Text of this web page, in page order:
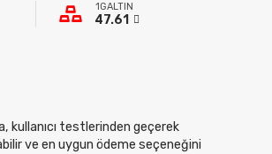
1GALTIN
47.61
kullanıcı testlerinden geçerek
ve en uygun ödeme seçeneğini